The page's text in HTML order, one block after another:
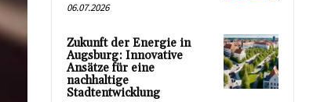
06.07.2026
Zukunft der Energie in
Augsburg: Innovative
Ansätze für eine
nachhaltige
Stadtentwicklung